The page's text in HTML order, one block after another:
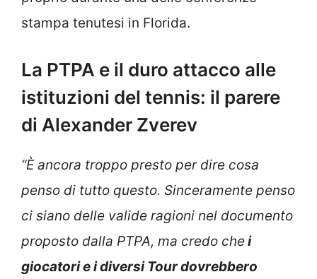
stampa tenutesi in Florida.
La PTPA e il duro attacco alle
istituzioni del tennis: il parere
di Alexander Zverev
“È ancora troppo presto per dire cosa
penso di tutto questo. Sinceramente penso
ci siano delle valide ragioni nel documento
proposto dalla PTPA, ma credo chei
giocatori e i diversi Tour dovrebbero